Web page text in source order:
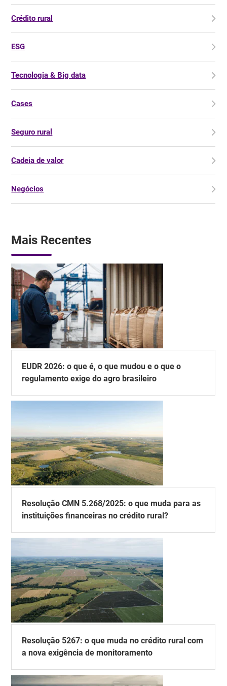
Crédito rural
ESG
Tecnologia & Big data
Cases
Seguro rural
Cadeia de valor
Negócios
Mais Recentes
EUDR 2026: o que é, o que mudou e o que o
regulamento exige do agro brasileiro
Resolução CMN 5.268/2025: o que muda para as
instituições financeiras no crédito rural?
Resolução 5267: o que muda no crédito rural com
a nova exigência de monitoramento